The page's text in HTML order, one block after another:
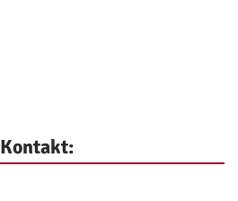
Kontakt: